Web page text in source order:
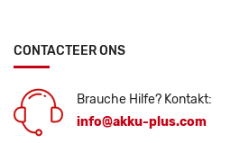
CONTACTEER ONS
Brauche Hilfe? Kontakt:
info@akku-plus.com